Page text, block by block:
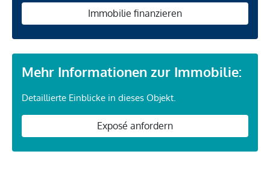
Immobilie finanzieren
Mehr Informationen zur Immobilie:
Detaillierte Einblicke in dieses Objekt.
Exposé anfordern